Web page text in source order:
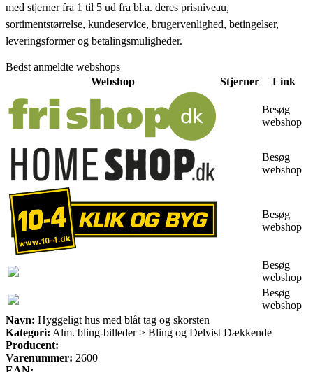
med stjerner fra 1 til 5 ud fra bl.a. deres prisniveau,
sortimentstørrelse, kundeservice, brugervenlighed, betingelser,
leveringsformer og betalingsmuligheder.
Bedst anmeldte webshops
Webshop
Stjerner Link
Besøg
webshop
Besøg
webshop
Besøg
webshop
Besøg
webshop
Besøg
webshop
Navn: Hyggeligt hus med blåt tag og skorsten
Kategori: Alm. bling-billeder > Bling og Delvist Dækkende
Producent:
Varenummer: 2600